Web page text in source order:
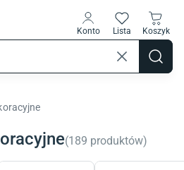
Konto Lista Koszyk
(189 produktów)